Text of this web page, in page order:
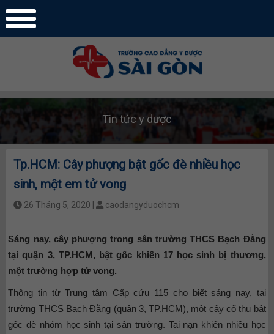
Tin tức y dược
Tp.HCM: Cây phượng bật gốc đè nhiều học
sinh, một em tử vong
26 Tháng 5, 2020 | caodangyduochcm
Sáng nay, cây phượng trong sân trường THCS Bạch Đằng
tại quận 3, TP.HCM, bật gốc khiến 17 học sinh bị thương,
một trường hợp tử vong.
Thông tin từ Trung tâm Cấp cứu 115 cho biết sáng nay, tại
trường THCS Bạch Đằng (quận 3, TP.HCM), một cây cổ thụ bật
gốc đè nhóm học sinh tại sân trường. Tai nạn khiến nhiều học